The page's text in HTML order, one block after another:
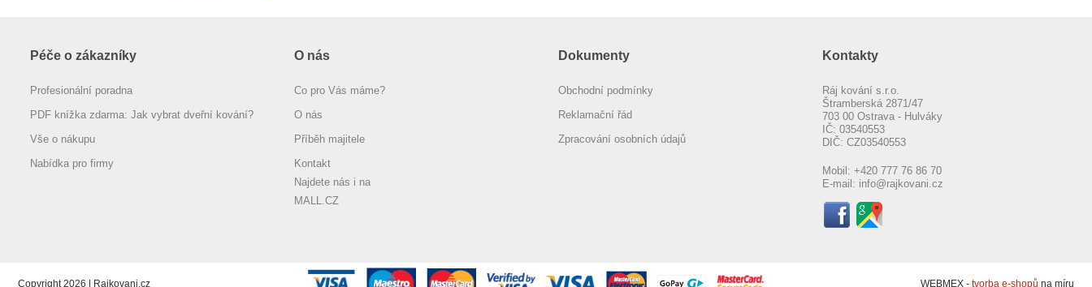
Péče o zákazníky
Profesionální poradna
PDF knížka zdarma: Jak vybrat dveřní kování?
Vše o nákupu
Nabídka pro firmy
O nás
Co pro Vás máme?
O nás
Příběh majitele
Kontakt
Najdete nás i na
MALL.CZ
Dokumenty
Obchodní podmínky
Reklamační řád
Zpracování osobních údajů
Kontakty
Ráj kování s.r.o.
Štramberská 2871/47
703 00 Ostrava - Hulváky
IČ: 03540553
DIČ: CZ03540553
Mobil: +420 777 76 86 70
E-mail: info@rajkovani.cz
Copyright 2026 | Rajkovani.cz WEBMEX - tvorba e-shopů na míru